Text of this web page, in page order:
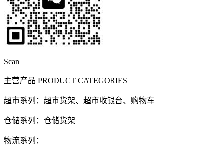
Scan
主营产品 PRODUCT CATEGORIES
超市系列：超市货架、超市收银台、购物车
仓储系列：仓储货架
物流系列：